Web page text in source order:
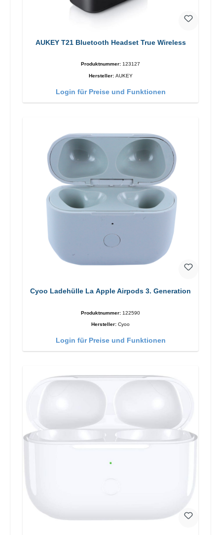
AUKEY T21 Bluetooth Headset True Wireless
Produktnummer: 123127
Hersteller: AUKEY
Login für Preise und Funktionen
Cyoo Ladehülle La Apple Airpods 3. Generation
Produktnummer: 122590
Hersteller: Cyoo
Login für Preise und Funktionen